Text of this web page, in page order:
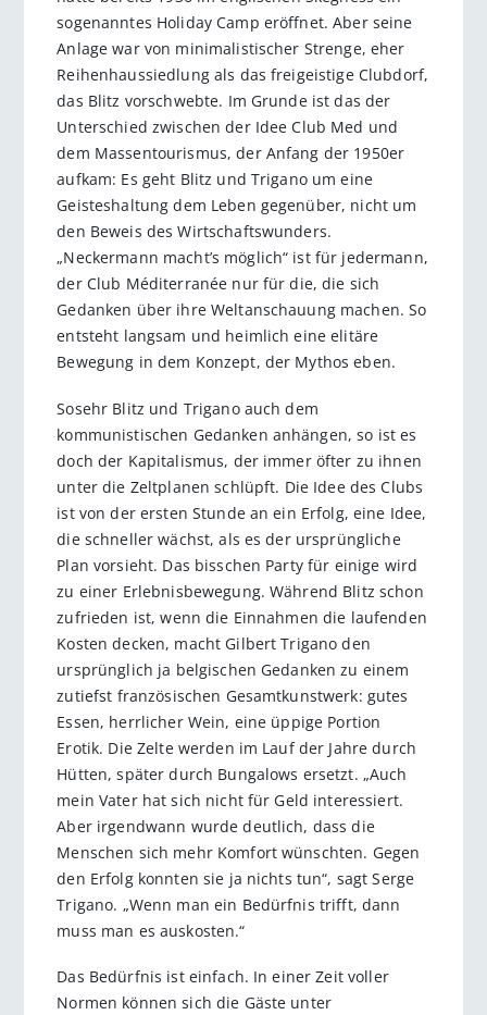
sogenanntes Holiday Camp eröffnet. Aber seine
Anlage war von minimalistischer Strenge, eher
Reihenhaussiedlung als das freigeistige Clubdorf,
das Blitz vorschwebte. Im Grunde ist das der
Unterschied zwischen der Idee Club Med und
dem Massentourismus, der Anfang der 1950er
aufkam: Es geht Blitz und Trigano um eine
Geisteshaltung dem Leben gegenüber, nicht um
den Beweis des Wirtschaftswunders.
„Neckermann macht’s möglich“ ist für jedermann,
der Club Méditerranée nur für die, die sich
Gedanken über ihre Weltanschauung machen. So
entsteht langsam und heimlich eine elitäre
Bewegung in dem Konzept, der Mythos eben.
Sosehr Blitz und Trigano auch dem
kommunistischen Gedanken anhängen, so ist es
doch der Kapitalismus, der immer öfter zu ihnen
unter die Zeltplanen schlüpft. Die Idee des Clubs
ist von der ersten Stunde an ein Erfolg, eine Idee,
die schneller wächst, als es der ursprüngliche
Plan vorsieht. Das bisschen Party für einige wird
zu einer Erlebnisbewegung. Während Blitz schon
zufrieden ist, wenn die Einnahmen die laufenden
Kosten decken, macht Gilbert Trigano den
ursprünglich ja belgischen Gedanken zu einem
zutiefst französischen Gesamtkunstwerk: gutes
Essen, herrlicher Wein, eine üppige Portion
Erotik. Die Zelte werden im Lauf der Jahre durch
Hütten, später durch Bungalows ersetzt. „Auch
mein Vater hat sich nicht für Geld interessiert.
Aber irgendwann wurde deutlich, dass die
Menschen sich mehr Komfort wünschten. Gegen
den Erfolg konnten sie ja nichts tun“, sagt Serge
Trigano. „Wenn man ein Bedürfnis trifft, dann
muss man es auskosten.“
Das Bedürfnis ist einfach. In einer Zeit voller
Normen können sich die Gäste unter